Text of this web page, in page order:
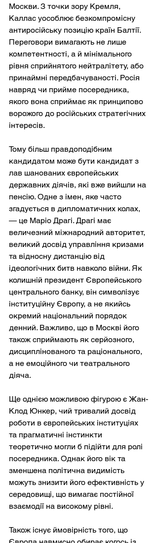
Москви. З точки зору Кремля,
Каллас уособлює безкомпромісну
антиросійську позицію країн Балтії.
Переговори вимагають не лише
компетентності, а й мінімального
рівня сприйнятого нейтралітету, або
принаймні передбачуваності. Росія
навряд чи прийме посередника,
якого вона сприймає як принципово
ворожого до російських стратегічних
інтересів.
Тому більш правдоподібним
кандидатом може бути кандидат з
лав шанованих європейських
державних діячів, які вже вийшли на
пенсію. Одне з імен, яке часто
згадується в дипломатичних колах,
— це Маріо Драгі. Драгі має
величезний міжнародний авторитет,
великий досвід управління кризами
та відносну дистанцію від
ідеологічних битв навколо війни. Як
колишній президент Європейського
центрального банку, він символізує
інституційну Європу, а не якийсь
окремий національний порядок
денний. Важливо, що в Москві його
також сприймають як серйозного,
дисциплінованого та раціонального,
а не емоційного чи театрального
діяча.
Ще однією можливою фігурою є Жан-
Клод Юнкер, чий тривалий досвід
роботи в європейських інституціях
та прагматичні інстинкти
теоретично могли б підійти для ролі
посередника. Однак його вік та
зменшена політична видимість
можуть знизити його ефективність у
середовищі, що вимагає постійної
взаємодії на високому рівні.
Також існує ймовірність того, що